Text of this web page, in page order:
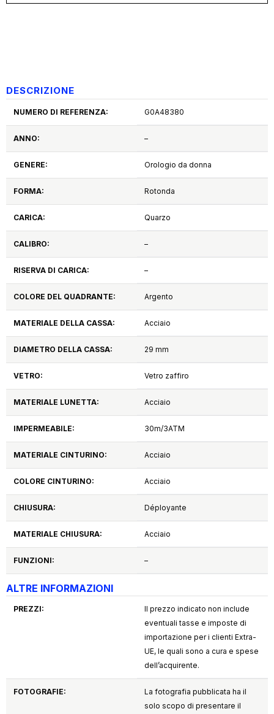
DESCRIZIONE
NUMERO DI REFERENZA: G0A48380
ANNO: –
GENERE: Orologio da donna
FORMA: Rotonda
CARICA: Quarzo
CALIBRO: –
RISERVA DI CARICA: –
COLORE DEL QUADRANTE: Argento
MATERIALE DELLA CASSA: Acciaio
DIAMETRO DELLA CASSA: 29 mm
VETRO: Vetro zaffiro
MATERIALE LUNETTA: Acciaio
IMPERMEABILE: 30m/3ATM
MATERIALE CINTURINO: Acciaio
COLORE CINTURINO: Acciaio
CHIUSURA: Déployante
MATERIALE CHIUSURA: Acciaio
FUNZIONI: –
ALTRE INFORMAZIONI
PREZZI:
Il prezzo indicato non include
eventuali tasse e imposte di
importazione per i clienti Extra-
UE, le quali sono a cura e spese
dell’acquirente.
FOTOGRAFIE:
La fotografia pubblicata ha il
solo scopo di presentare il